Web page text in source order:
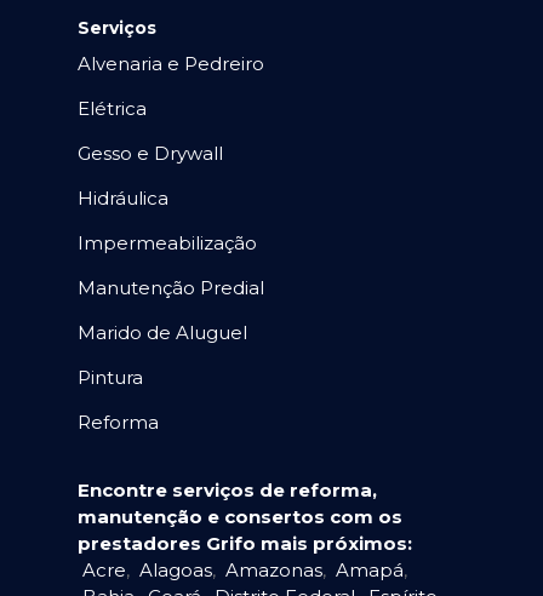
Serviços
Alvenaria e Pedreiro
Elétrica
Gesso e Drywall
Hidráulica
Impermeabilização
Manutenção Predial
Marido de Aluguel
Pintura
Reforma
Encontre serviços de reforma,
manutenção e consertos com os
prestadores Grifo mais próximos:
Acre, Alagoas, Amazonas, Amapá,